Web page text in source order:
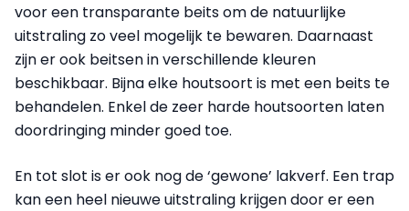
voor een trans­parante beits om de natuurlijke
uitstraling zo veel mogelijk te bewaren. Daarnaast
zijn er ook beitsen in verschillende kleuren
beschikbaar. Bijna elke houtsoort is met een beits te
behandelen. Enkel de zeer harde houtsoorten laten
doordringing minder goed toe.
En tot slot is er ook nog de ‘gewone’ lakverf. Een trap
kan een heel nieuwe uitstraling krijgen door er een